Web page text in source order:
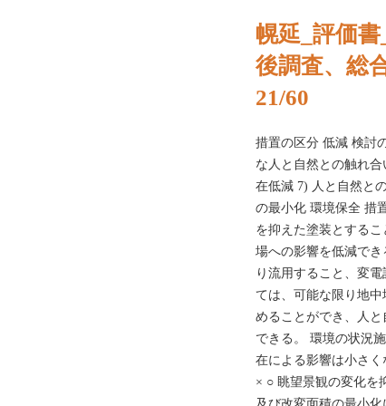
幌延_評価
後調査、総
21/60
措置の区分 低減 検討
な人と自然との触れ
在低減 7) 人と自然と
の最小化 環境保全 措
を抑えた塗装とする
場への影響を低減で
り流用すること、変
ては、可能な限り地
めることができ、人
できる。 環境の状況
在による影響は小さく
× ○ 眺望景観の変化を